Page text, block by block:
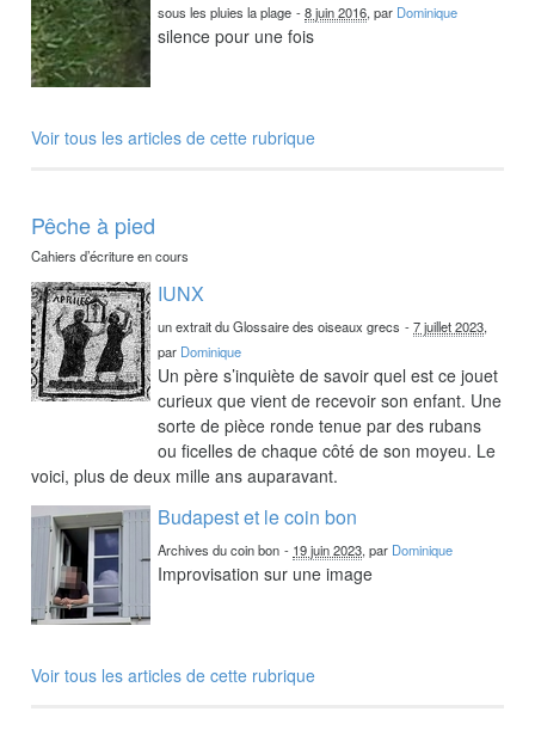
sous les pluies la plage -8 juin 2016, par Dominique
silence pour une fois
Voir tous les articles de cette rubrique
Pêche à pied
Cahiers d’écriture en cours
IUNX
un extrait du Glossaire des oiseaux grecs -7 juillet 2023,
par Dominique
Un père s’inquiète de savoir quel est ce jouet
curieux que vient de recevoir son enfant. Une
sorte de pièce ronde tenue par des rubans
ou ficelles de chaque côté de son moyeu. Le
voici, plus de deux mille ans auparavant.
Budapest et le coin bon
Archives du coin bon - 19 juin 2023, par Dominique
Improvisation sur une image
Voir tous les articles de cette rubrique